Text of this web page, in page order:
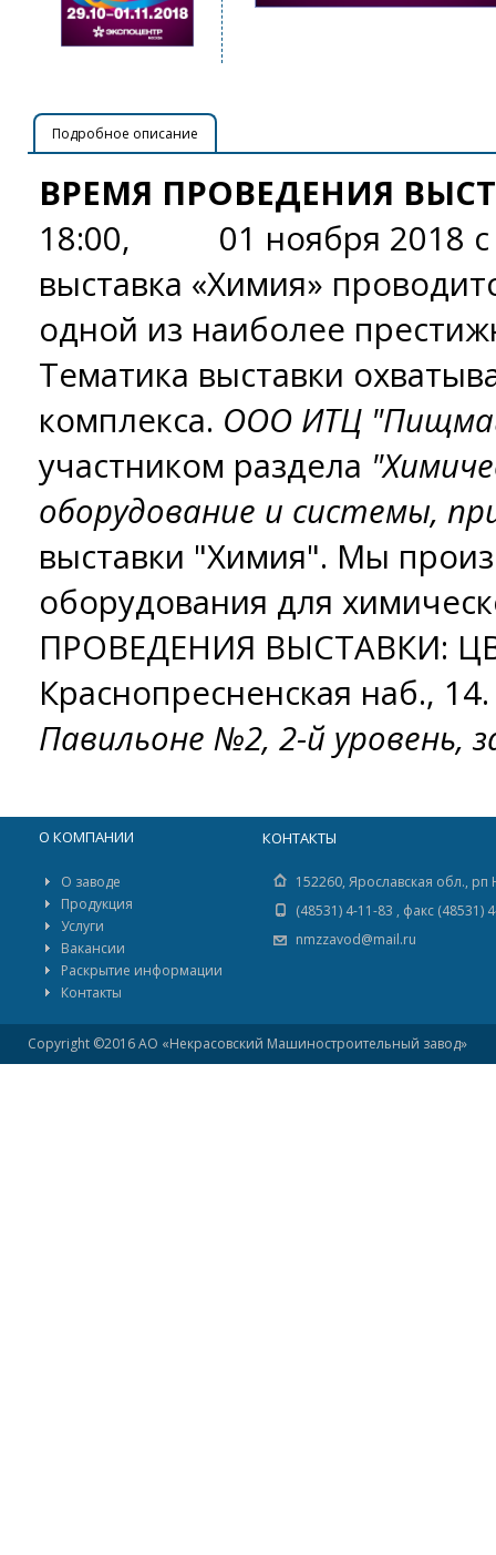
Подробное описание
ВРЕМЯ ПРОВЕДЕНИЯ
18:00, 01 ноября 2018 с
выставка «Химия»
одной из наиболее
Тематика выставки
комплекса. ООО ИТЦ
участником раздела
оборудование и системы,
выставки "Химия". Мы
оборудования для
ПРОВЕДЕНИЯ ВЫСТАВКИ:
Краснопресненская наб.,
Павильоне №2, 2-й уровень,
О КОМПАНИИ
О заводе
Продукция
Услуги
Вакансии
Раскрытие информации
Контакты
КОНТАКТЫ
152260, Ярославская обл., рп
(48531) 4-11-83 , факс (48531)
nmzzavod@mail.ru
Copyright ©2016 АО «Некрасовский Машиностроительный завод»